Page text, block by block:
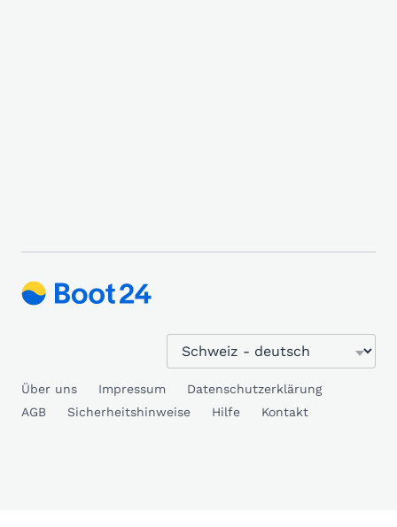
Über uns Impressum
Datenschutzerklärung
AGB
Sicherheitshinweise Hilfe Kontakt